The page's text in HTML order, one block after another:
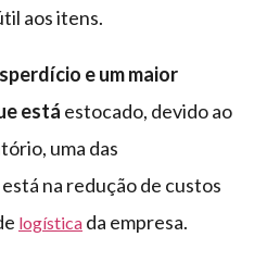
aos itens.
e um maior
está estocado, devido ao
uma das
na redução de custos
logística da empresa.